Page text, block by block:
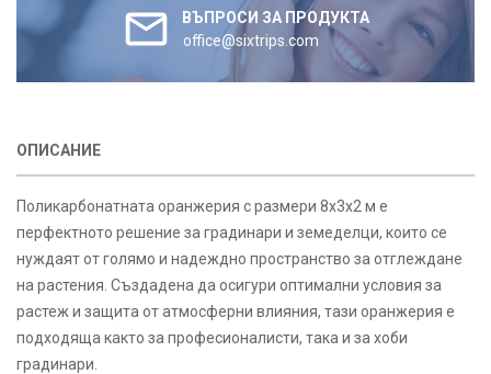
ВЪПРОСИ ЗА ПРОДУКТА
office@sixtrips.com
ОПИСАНИЕ
Поликарбонатната оранжерия с размери 8х3х2 м е
перфектното решение за градинари и земеделци, които се
нуждаят от голямо и надеждно пространство за отглеждане
на растения. Създадена да осигури оптимални условия за
растеж и защита от атмосферни влияния, тази оранжерия е
подходяща както за професионалисти, така и за хоби
градинари.